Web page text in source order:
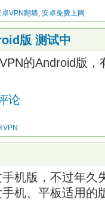
卓VPN翻墙, 安卓免费上网
版 测试中
的Android版
论
VPN
机版，不过年久
机、平板适用